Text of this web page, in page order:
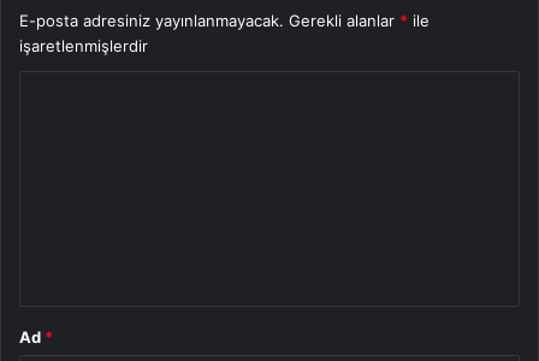
E-posta adresiniz yayınlanmayacak. Gerekli alanlar * ile
işaretlenmişlerdir
Ad *